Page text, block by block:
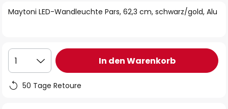
Maytoni LED-Wandleuchte Pars, 62,3 cm, schwarz/gold, Alu
1 In den Warenkorb
50 Tage Retoure